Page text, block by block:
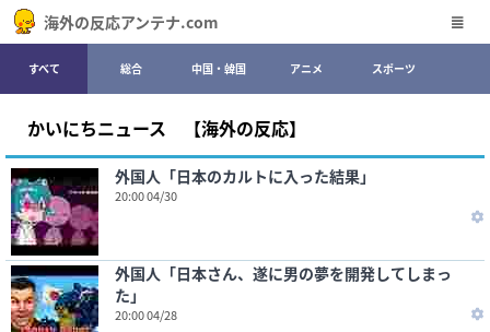
海外の反応アンテナ.com
すべて 総合 中国・韓国 アニメ スポーツ
かいにちニュース 【海外の反応】
外国人「日本のカルトに入った結果」
20:00 04/30
外国人「日本さん、遂に男の夢を開発してしまっ
た」
20:00 04/28